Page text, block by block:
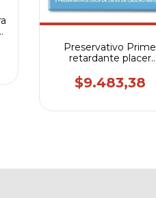
Preservativo Prime
retardante placer
$9.483,38